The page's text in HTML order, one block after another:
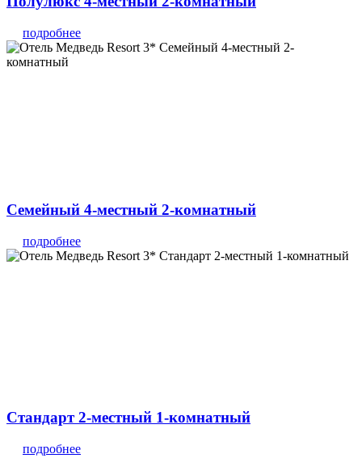
подробнее
Семейный 4-местный 2-комнатный
подробнее
Стандарт 2-местный 1-комнатный
подробнее